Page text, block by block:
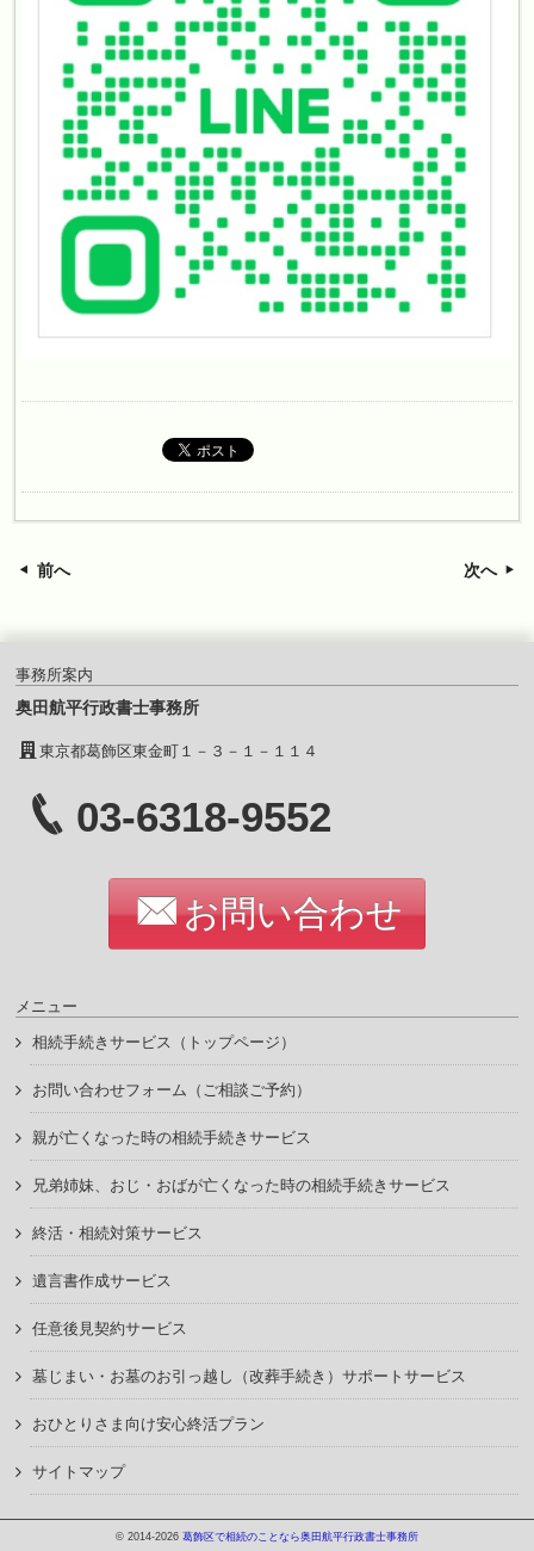
前へ 次へ
事務所案内
奥田航平行政書士事務所
東京都葛飾区東金町１－３－１－１１４
03-6318-9552
お問い合わせ
メニュー
相続手続きサービス（トップページ）
お問い合わせフォーム（ご相談ご予約）
親が亡くなった時の相続手続きサービス
兄弟姉妹、おじ・おばが亡くなった時の相続手続きサービス
終活・相続対策サービス
遺言書作成サービス
任意後見契約サービス
墓じまい・お墓のお引っ越し（改葬手続き）サポートサービス
おひとりさま向け安心終活プラン
サイトマップ
© 2014-2026 葛飾区で相続のことなら奥田航平行政書士事務所